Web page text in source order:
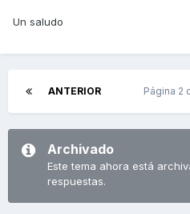
Un saludo
ANTERIOR Página 2
Archivado
Este tema ahora está
respuestas.